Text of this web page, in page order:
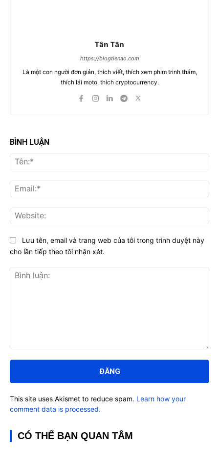
Tân Tân
https://blogtienao.com
Là một con người đơn giản, thích viết, thích xem phim trinh thám,
thích lái moto, thích cryptocurrency.
BÌNH LUẬN
luận:
Lưu tên, email và trang web của tôi trong trình duyệt này
cho lần tiếp theo tôi nhận xét.
This site uses Akismet to reduce spam. Learn how your
comment data is processed.
CÓ THỂ BẠN QUAN TÂM